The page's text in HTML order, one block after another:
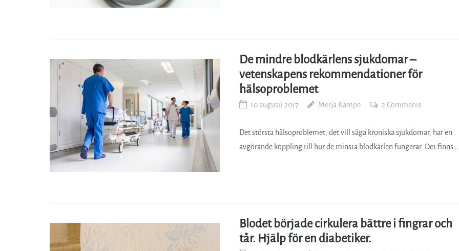
De mindre blodkärlens sjukdomar –
vetenskapens rekommendationer för
hälsoproblemet
10 augusti 2017 Merja Kämpe 2 Comments
Det största hälsoproblemet, det vill säga kroniska sjukdomar, har en
avgörande koppling till hur de minsta blodkärlen fungerar. Det finns…
Blodet började cirkulera bättre i fingrar och
tår. Hjälp för en diabetiker.